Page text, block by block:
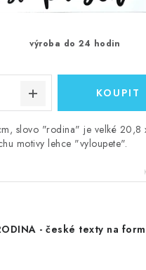
výroba do 24 hodin
slovo "rodina" je velké 20,8
motivy lehce "vyloupete".
- české texty na